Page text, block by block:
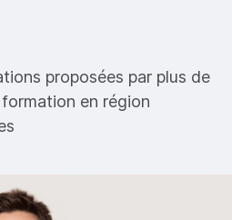
proposées par plus de
en région